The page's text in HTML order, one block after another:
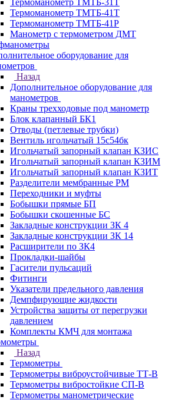
Термоманометр ТМТБ-31Т
Термоманометр ТМТБ-41Т
Термоманометр ТМТБ-41Р
Манометр с термометром ДМТ
оборудование для
Назад
Дополнительное оборудование для
манометров
Краны трехходовые под манометр
Блок клапанный БК1
Отводы (петлевые трубки)
Вентиль игольчатый 15с54бк
Игольчатый запорный клапан КЗИС
Игольчатый запорный клапан КЗИМ
Игольчатый запорный клапан КЗИТ
Разделители мембранные РМ
Переходники и муфты
Бобышки прямые БП
Бобышки скошенные БС
Закладные конструкции ЗК 4
Закладные конструкции ЗК 14
Расширители по ЗК4
Прокладки-шайбы
Гасители пульсаций
Фитинги
Указатели предельного давления
Демпфирующие жидкости
Устройства защиты от перегрузки
давлением
Комплекты КМЧ для монтажа
Назад
Термометры
Термометры виброустойчивые ТТ-В
Термометры вибростойкие СП-В
Термометры манометрические